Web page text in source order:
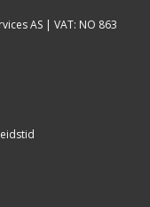
AS | VAT: NO 863